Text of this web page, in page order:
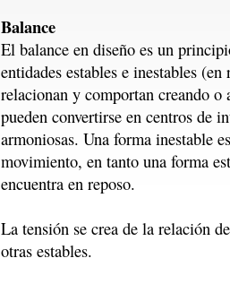
Balance
El balance en diseño es un
entidades estables e inestables
relacionan y comportan creando o
pueden convertirse en centros de
armoniosas. Una forma inestable
movimiento, en tanto una forma
encuentra en reposo.
La tensión se crea de la relación
otras estables.